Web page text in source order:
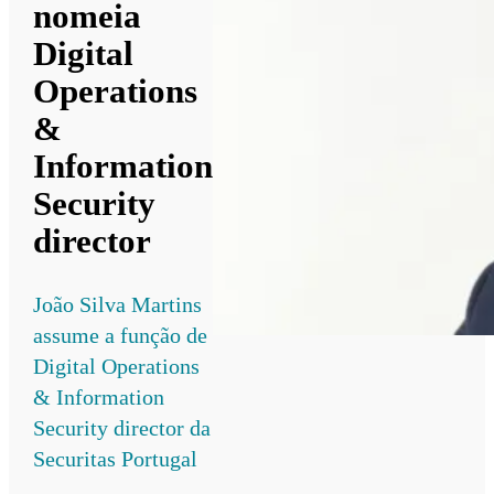
nomeia
Digital
Operations
&
Information
Security
director
João Silva Martins
assume a função de
Digital Operations
& Information
Security director da
Securitas Portugal